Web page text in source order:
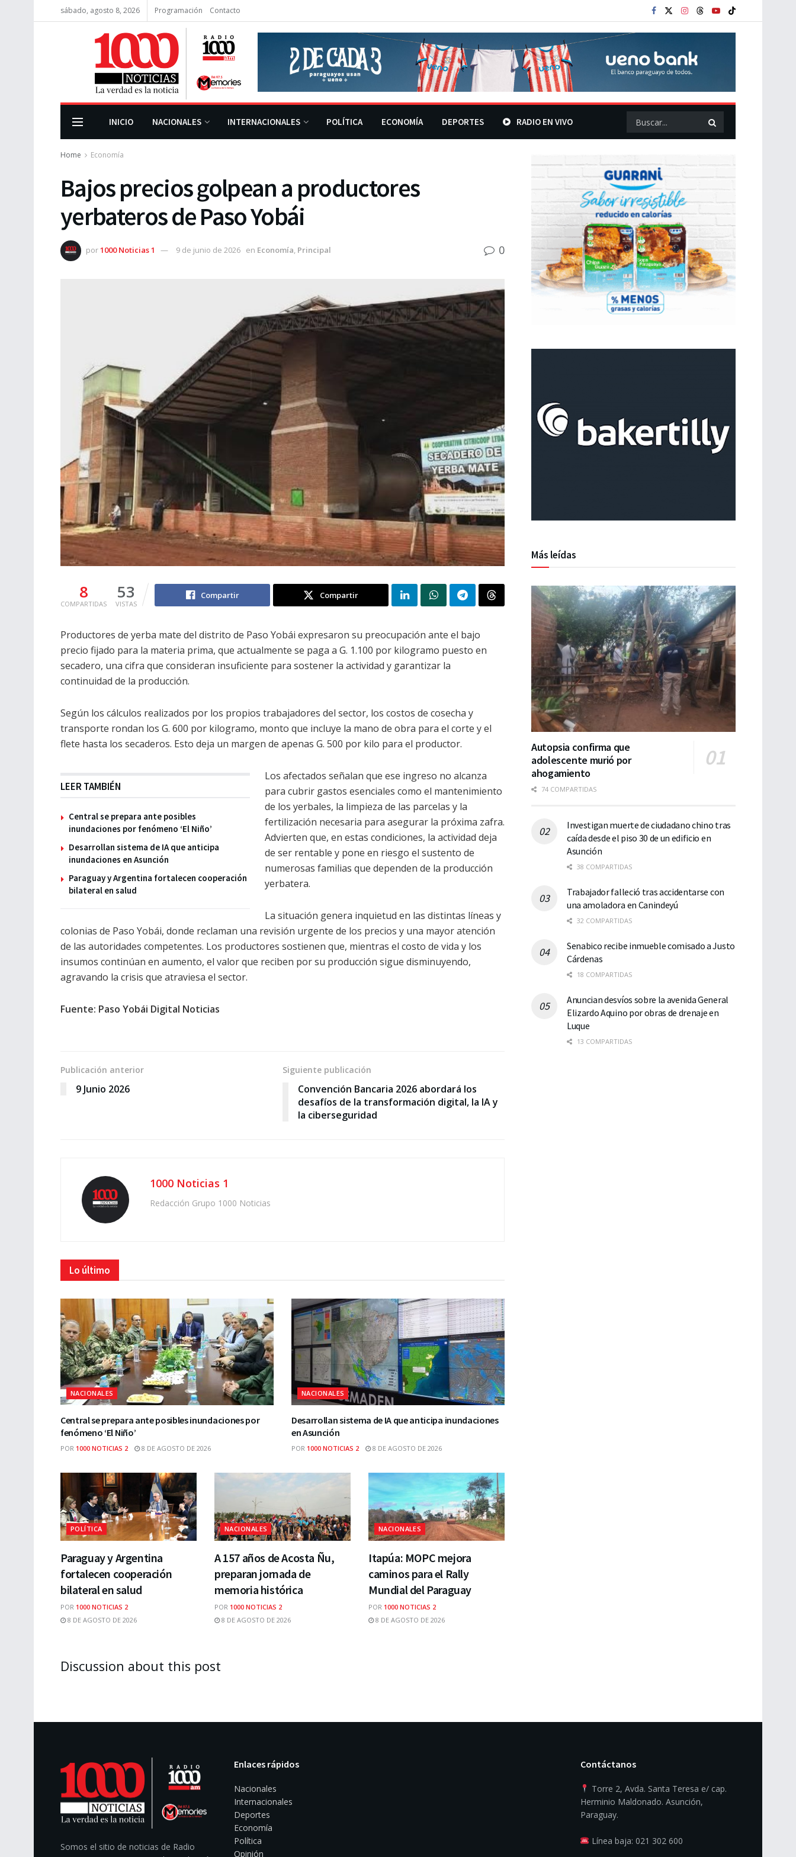
sábado, agosto 8, 2026 Programación Contacto
INICIO NACIONALES INTERNACIONALES POLÍTICA ECONOMÍA DEPORTES RADIO EN VIVO
Home Economía
Bajos precios golpean a productores
yerbateros de Paso Yobái
por1000 Noticias 1 9 de junio de 2026 en Economía, Principal 0
8
COMPARTIDAS
53
VISTAS
Compartir Compartir
Productores de yerba mate del distrito de Paso Yobái expresaron su preocupación ante el bajo
precio fijado para la materia prima, que actualmente se paga a G. 1.100 por kilogramo puesto en
secadero, una cifra que consideran insuficiente para sostener la actividad y garantizar la
continuidad de la producción.
Según los cálculos realizados por los propios trabajadores del sector, los costos de cosecha y
transporte rondan los G. 600 por kilogramo, monto que incluye la mano de obra para el corte y el
flete hasta los secaderos. Esto deja un margen de apenas G. 500 por kilo para el productor.
LEER TAMBIÉN
Central se prepara ante posibles
inundaciones por fenómeno ‘El Niño’
Desarrollan sistema de IA que anticipa
inundaciones en Asunción
Paraguay y Argentina fortalecen cooperación
bilateral en salud
Los afectados señalan que ese ingreso no alcanza
para cubrir gastos esenciales como el mantenimiento
de los yerbales, la limpieza de las parcelas y la
fertilización necesaria para asegurar la próxima zafra.
Advierten que, en estas condiciones, la actividad deja
de ser rentable y pone en riesgo el sustento de
numerosas familias que dependen de la producción
yerbatera.
La situación genera inquietud en las distintas líneas y
colonias de Paso Yobái, donde reclaman una revisión urgente de los precios y una mayor atención
de las autoridades competentes. Los productores sostienen que, mientras el costo de vida y los
insumos continúan en aumento, el valor que reciben por su producción sigue disminuyendo,
agravando la crisis que atraviesa el sector.
Fuente: Paso Yobái Digital Noticias
Publicación anterior
9 Junio 2026
Siguiente publicación
Convención Bancaria 2026 abordará los
desafíos de la transformación digital, la IA y
la ciberseguridad
1000 Noticias 1
Redacción Grupo 1000 Noticias
Lo último
NACIONALES
Central se prepara ante posibles inundaciones por
fenómeno ‘El Niño’
POR 1000 NOTICIAS 2 8 DE AGOSTO DE 2026
NACIONALES
Desarrollan sistema de IA que anticipa inundaciones
en Asunción
POR 1000 NOTICIAS 2 8 DE AGOSTO DE 2026
POLÍTICA
Paraguay y Argentina
fortalecen cooperación
bilateral en salud
POR 1000 NOTICIAS 2
8 DE AGOSTO DE 2026
NACIONALES
A 157 años de Acosta Ñu,
preparan jornada de
memoria histórica
POR 1000 NOTICIAS 2
8 DE AGOSTO DE 2026
NACIONALES
Itapúa: MOPC mejora
caminos para el Rally
Mundial del Paraguay
POR 1000 NOTICIAS 2
8 DE AGOSTO DE 2026
Discussion about this post
Más leídas
Autopsia confirma que
adolescente murió por
ahogamiento
74 COMPARTIDAS
Investigan muerte de ciudadano chino tras
caída desde el piso 30 de un edificio en
Asunción
38 COMPARTIDAS
Trabajador falleció tras accidentarse con
una amoladora en Canindeyú
32 COMPARTIDAS
Senabico recibe inmueble comisado a Justo
Cárdenas
18 COMPARTIDAS
Anuncian desvíos sobre la avenida General
Elizardo Aquino por obras de drenaje en
Luque
13 COMPARTIDAS
Somos el sitio de noticias de Radio
Enlaces rápidos
Nacionales
Internacionales
Deportes
Economía
Política
Opinión
Contáctanos
Torre 2, Avda. Santa Teresa e/ cap.
Herminio Maldonado. Asunción,
Paraguay.
Línea baja: 021 302 600